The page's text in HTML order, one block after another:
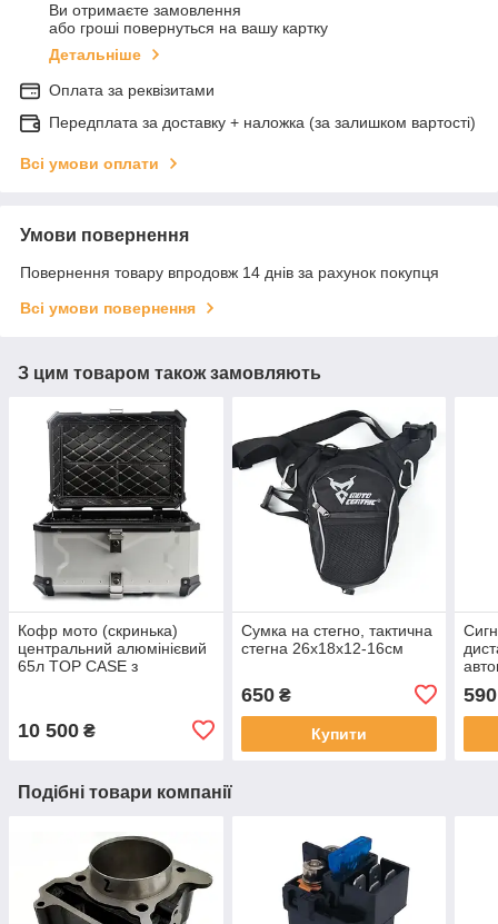
Ви отримаєте замовлення
або гроші повернуться на вашу картку
Детальніше
Оплата за реквізитами
Передплата за доставку + наложка (за залишком вартості)
Всі умови оплати
Умови повернення
Повернення товару впродовж 14 днів за рахунок покупця
Всі умови повернення
З цим товаром також замовляють
Кофр мото (скринька)
центральний алюмінієвий
65л TOP CASE з
10 500 ₴
Сумка на стегно, тактична
стегна 26х18х12-16см
650₴
Купити
590
Подібні товари компанії